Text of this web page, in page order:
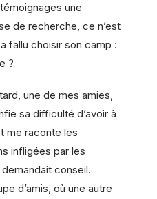
une
de recherche, ce n’est
fallu choisir son camp :
?
une de mes amies,
sa difficulté d’avoir à
me raconte les
infligées par les
conseil.
d’amis, où une autre